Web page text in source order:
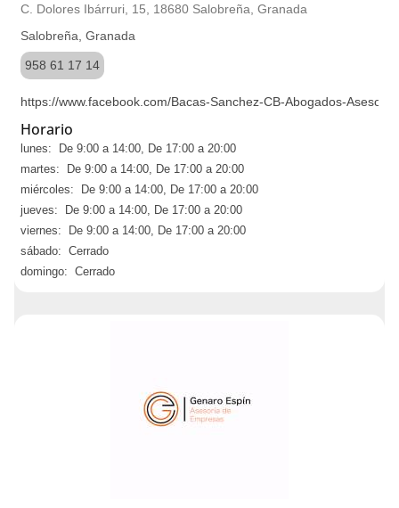
C. Dolores Ibárruri, 15, 18680 Salobreña, Granada
Salobreña, Granada
958 61 17 14
https://www.facebook.com/Bacas-Sanchez-CB-Abogados-
Horario
lunes: De 9:00 a 14:00, De 17:00 a 20:00
martes: De 9:00 a 14:00, De 17:00 a 20:00
miércoles: De 9:00 a 14:00, De 17:00 a 20:00
jueves: De 9:00 a 14:00, De 17:00 a 20:00
viernes: De 9:00 a 14:00, De 17:00 a 20:00
sábado: Cerrado
domingo: Cerrado